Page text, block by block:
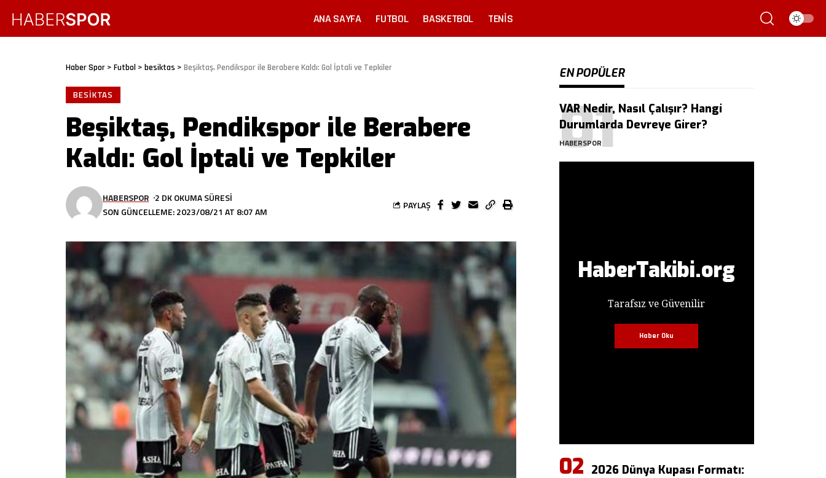
ANA SAYFA FUTBOL BASKETBOL TENIS
Haber Spor > Futbol > besiktas > Beşiktaş, Pendikspor ile Berabere Kaldı: Gol İptali ve Tepkiler
BESIKTAS
Beşiktaş, Pendikspor ile Berabere
Kaldı: Gol İptali ve Tepkiler
SON GÜNCELLEME: 2023/08/21 AT 8:07 AM
HABERSPOR 2 DK OKUMA SÜRESI
PAYLAŞ
EN POPÜLER
VAR Nedir, Nasıl Çalışır? Hangi
Durumlarda Devreye Girer?
HABERSPOR
HaberTakibi.org
Tarafsız ve Güvenilir
Haber Oku
2026 Dünya Kupası Formatı: